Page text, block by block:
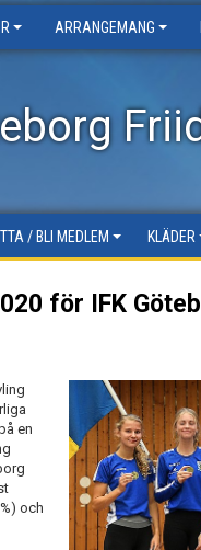
ARRANGEMANG
/ BLI MEDLEM KLÄDER
för IFK
en
och